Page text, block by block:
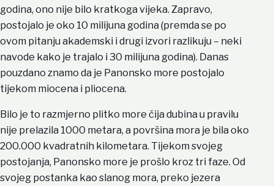
godina, ono nije bilo kratkoga vijeka. Zapravo,
postojalo je oko 10 milijuna godina (premda se po
ovom pitanju akademski i drugi izvori razlikuju – neki
navode kako je trajalo i 30 milijuna godina). Danas
pouzdano znamo da je Panonsko more postojalo
tijekom miocena i pliocena.
Bilo je to razmjerno plitko more čija dubina u pravilu
nije prelazila 1000 metara, a površina mora je bila oko
200.000 kvadratnih kilometara. Tijekom svojeg
postojanja, Panonsko more je prošlo kroz tri faze. Od
svojeg postanka kao slanog mora, preko jezera